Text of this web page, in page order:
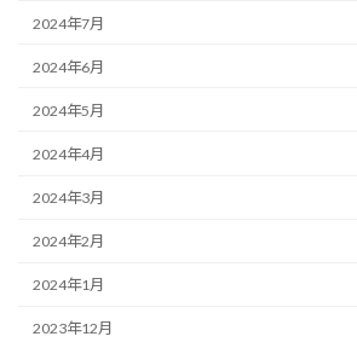
2024年7月
2024年6月
2024年5月
2024年4月
2024年3月
2024年2月
2024年1月
2023年12月